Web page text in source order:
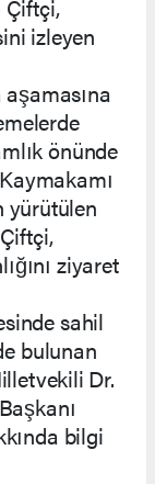
Çiftçi,
izleyen
önünde
yürütülen
ziyaret
sahil
bulunan
Dr.
bilgi